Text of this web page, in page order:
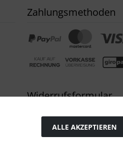
Zahlungsmethoden
Widerrufsformular
ALLE AKZEPTIEREN